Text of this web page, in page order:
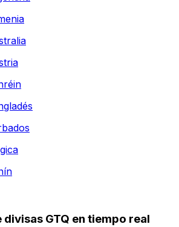
GTQ en tiempo real